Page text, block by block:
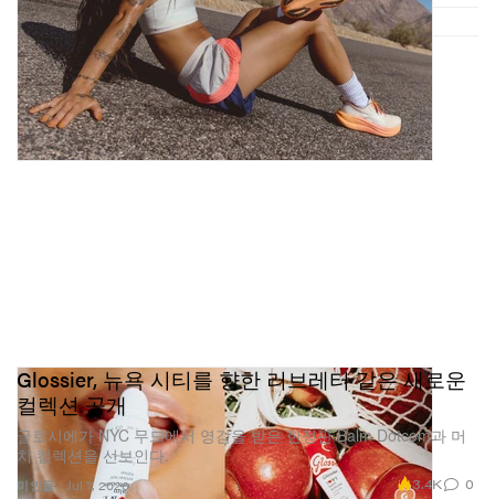
미인들
Glossier, 뉴욕 시티를 향한 러브레터 같은 새로운
컬렉션 공개
글로시에가 NYC 무드에서 영감을 받은 한정판 Balm Dotcom과 머
치 컬렉션을 선보인다.
Jul 7, 2026 3.4K 0